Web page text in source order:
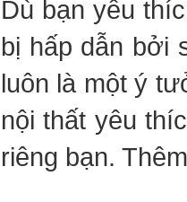
Dù bạn yêu
bị hấp dẫn bởi
luôn là một ý
nội thất yêu
riêng bạn.